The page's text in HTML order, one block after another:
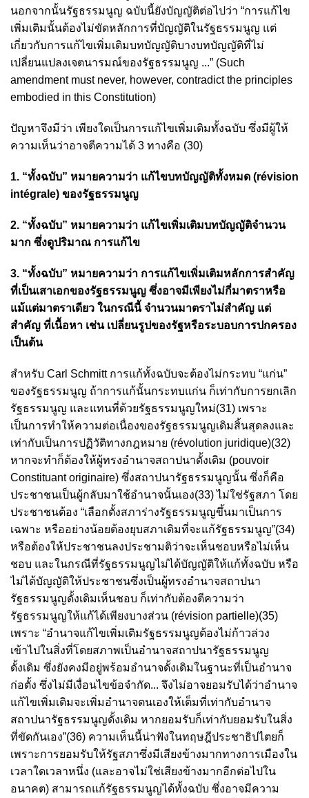
นอกจากนั้นรัฐธรรมนูญ ฉบับนี้ยังบัญญัติต่อไปว่า “การแก้ไข
เพิ่มเติมนั้นต้องไม่ขัดหลักการที่บัญญัติในรัฐธรรมนูญ แต่
เกี่ยวกับการแก้ไขเพิ่มเติมบทบัญญัติบางบทบัญญัติที่ไม่
เปลี่ยนแปลงเจตนารมณ์ของรัฐธรรมนูญ ...” (Such
amendment must never, however, contradict the principles
embodied in this Constitution)
ปัญหาจึงมีว่า เพียงใดเป็นการแก้ไขเพิ่มเติมทั้งฉบับ ซึ่งมีผู้ให้
ความเห็นว่าอาจตีความได้ 3 ทางคือ (30)
1. “ทั้งฉบับ” หมายความว่า แก้ไขบทบัญญัติทั้งหมด (révision
intégrale) ของรัฐธรรมนูญ
2. “ทั้งฉบับ” หมายความว่า แก้ไขเพิ่มเติมบทบัญญัติจำนวน
มาก ซึ่งดูปริมาณ การแก้ไข
3. “ทั้งฉบับ” หมายความว่า การแก้ไขเพิ่มเติมหลักการสำคัญ
ที่เป็นเสาเอกของรัฐธรรมนูญ ซึ่งอาจมีเพียงไม่กี่มาตราหรือ
แม้แต่มาตราเดียว ในกรณีนี้ จำนวนมาตราไม่สำคัญ แต่
สำคัญ ที่เนื้อหา เช่น เปลี่ยนรูปของรัฐหรือระบอบการปกครอง
เป็นต้น
สำหรับ Carl Schmitt การแก้ทั้งฉบับจะต้องไม่กระทบ “แก่น”
ของรัฐธรรมนูญ ถ้าการแก้นั้นกระทบแก่น ก็เท่ากับการยกเลิก
รัฐธรรมนูญ และแทนที่ด้วยรัฐธรรมนูญใหม่(31) เพราะ
เป็นการทำให้ความต่อเนื่องของรัฐธรรมนูญเดิมสิ้นสุดลงและ
เท่ากับเป็นการปฏิวัติทางกฎหมาย (révolution juridique)(32)
หากจะทำก็ต้องให้ผู้ทรงอำนาจสถาปนาดั้งเดิม (pouvoir
Constituant originaire) ซึ่งสถาปนารัฐธรรมนูญนั้น ซึ่งก็คือ
ประชาชนเป็นผู้กลับมาใช้อำนาจนั้นเอง(33) ไม่ใช่รัฐสภา โดย
ประชาชนต้อง “เลือกตั้งสภาร่างรัฐธรรมนูญขึ้นมาเป็นการ
เฉพาะ หรืออย่างน้อยต้องยุบสภาเดิมที่จะแก้รัฐธรรมนูญ”(34)
หรือต้องให้ประชาชนลงประชามติว่าจะเห็นชอบหรือไม่เห็น
ชอบ และในกรณีที่รัฐธรรมนูญไม่ได้บัญญัติให้แก้ทั้งฉบับ หรือ
ไม่ได้บัญญัติให้ประชาชนซึ่งเป็นผู้ทรงอำนาจสถาปนา
รัฐธรรมนูญดั้งเดิมเห็นชอบ ก็เท่ากับต้องตีความว่า
รัฐธรรมนูญให้แก้ได้เพียงบางส่วน (révision partielle)(35)
เพราะ “อำนาจแก้ไขเพิ่มเติมรัฐธรรมนูญต้องไม่ก้าวล่วง
เข้าไปในสิ่งที่โดยสภาพเป็นอำนาจสถาปนารัฐธรรมนูญ
ดั้งเดิม ซึ่งยังคงมีอยู่พร้อมอำนาจดั้งเดิมในฐานะที่เป็นอำนาจ
ก่อตั้ง ซึ่งไม่มีเงื่อนไขข้อจำกัด... จึงไม่อาจยอมรับได้ว่าอำนาจ
แก้ไขเพิ่มเติมจะเพิ่มอำนาจตนเองให้เต็มที่เท่ากับอำนาจ
สถาปนารัฐธรรมนูญดั้งเดิม หากยอมรับก็เท่ากับยอมรับในสิ่ง
ที่ขัดกันเอง”(36) ความเห็นนี้น่าฟังในทฤษฎีประชาธิปไตยก็
เพราะการยอมรับให้รัฐสภาซึ่งมีเสียงข้างมากทางการเมืองใน
เวลาใดเวลาหนึ่ง (และอาจไม่ใช่เสียงข้างมากอีกต่อไปใน
อนาคต) สามารถแก้รัฐธรรมนูญได้ทั้งฉบับ ซึ่งอาจมีความ